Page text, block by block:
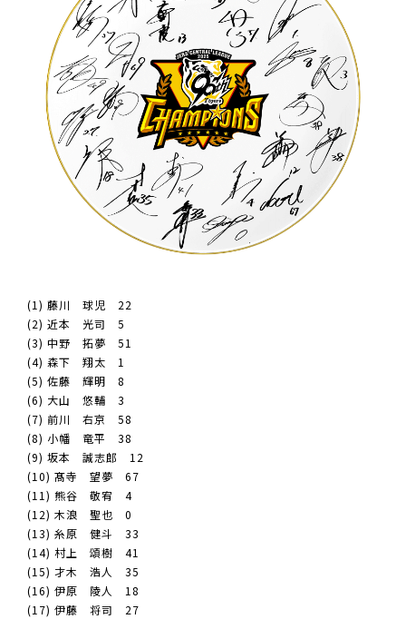
(1) 藤川 球児 22
(2) 近本 光司 5
(3) 中野 拓夢 51
(4) 森下 翔太 1
(5) 佐藤 輝明 8
(6) 大山 悠輔 3
(7) 前川 右京 58
(8) 小幡 竜平 38
(9) 坂本 誠志郎 12
(10) 髙寺 望夢 67
(11) 熊谷 敬宥 4
(12) 木浪 聖也 0
(13) 糸原 健斗 33
(14) 村上 頌樹 41
(15) 才木 浩人 35
(16) 伊原 陵人 18
(17) 伊藤 将司 27